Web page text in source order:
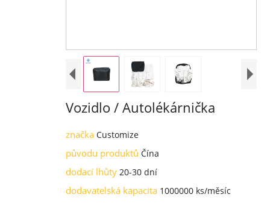
Vozidlo / Autolékárnička
značka Customize
původu produktů Čína
dodací lhůty 20-30 dní
dodavatelská kapacita 1000000 ks/měsíc